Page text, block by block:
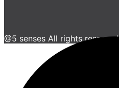
@5 senses All rights reserved